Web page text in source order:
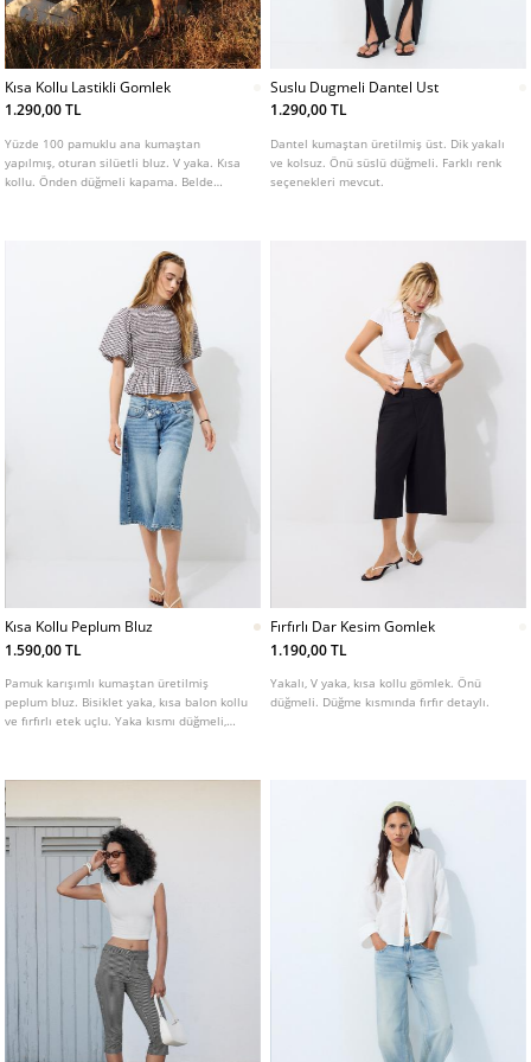
Kısa Kollu Lastikli Gomlek
1.290,00 TL
Yüzde 100 pamuklu ana kumaştan
yapılmış, oturan silüetli bluz. V yaka. Kısa
kollu. Önden düğmeli kapama. Belde
Suslu Dugmeli Dantel Ust
1.290,00 TL
Dantel kumaştan üretilmiş üst. Dik yakalı
ve kolsuz. Önü süslü düğmeli. Farklı renk
seçenekleri mevcut.
Kısa Kollu Peplum Bluz
1.590,00 TL
Pamuk karışımlı kumaştan üretilmiş
peplum bluz. Bisiklet yaka, kısa balon kollu
ve fırfırlı etek uçlu. Yaka kısmı düğmeli,
Fırfırlı Dar Kesim Gomlek
1.190,00 TL
Yakalı, V yaka, kısa kollu gömlek. Önü
düğmeli. Düğme kısmında fırfır detaylı.